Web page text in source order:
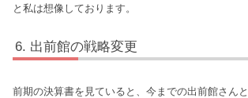
と私は想像しております。
出前館の戦略変更
前期の決算書を見ていると、今までの出前館さん